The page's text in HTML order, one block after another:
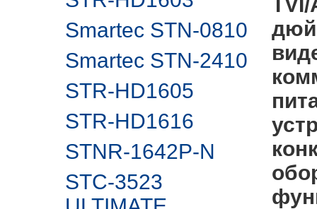
Smartec STN-0810
Smartec STN-2410
STR-HD1605
STR-HD1616
STNR-1642P-N
STC-3523